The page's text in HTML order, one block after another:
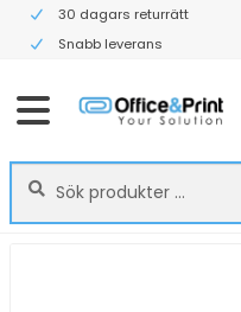
30 dagars returrätt
Snabb leverans
Sök
efter:
Sök